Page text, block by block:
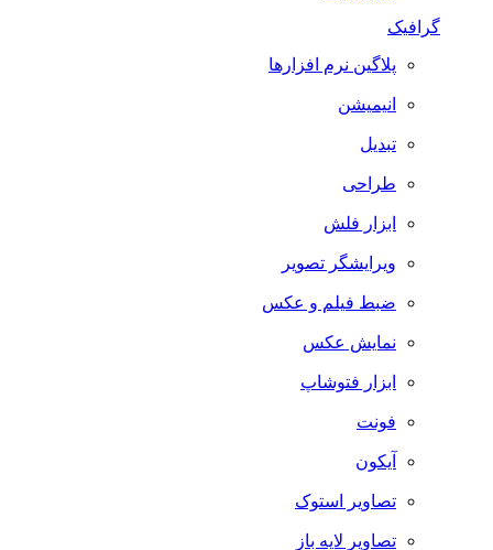
گرافیک
پلاگین نرم افزارها
انیمیشن
تبدیل
طراحی
ابزار فلش
ویرایشگر تصویر
ضبط فيلم و عكس
نمایش عکس
ابزار فتوشاپ
فونت
آیکون
تصاویر استوک
تصاویر لایه باز